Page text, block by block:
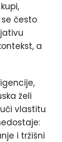
često
a
želi
vlastitu
i tržišni